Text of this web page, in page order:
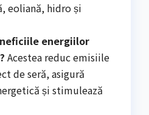
eoliană, hidro și
energiilor
Acestea reduc emisiile
de seră, asigură
și stimulează